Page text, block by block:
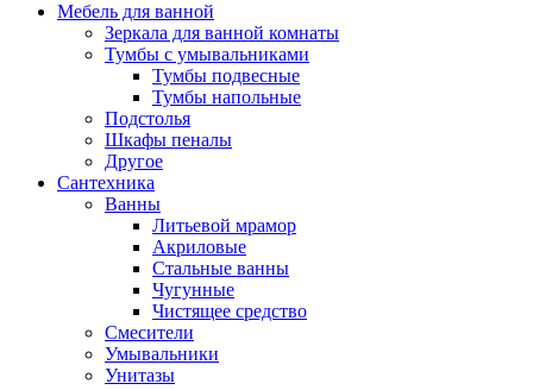
Мебель для ванной
Зеркала для ванной комнаты
Тумбы с умывальниками
Тумбы подвесные
Тумбы напольные
Подстолья
Шкафы пеналы
Другое
Сантехника
Ванны
Литьевой мрамор
Акриловые
Стальные ванны
Чугунные
Чистящее средство
Смесители
Умывальники
Унитазы